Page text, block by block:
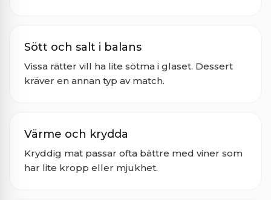
Sött och salt i balans
Vissa rätter vill ha lite sötma i glaset. Dessert
kräver en annan typ av match.
Värme och krydda
Kryddig mat passar ofta bättre med viner som
har lite kropp eller mjukhet.